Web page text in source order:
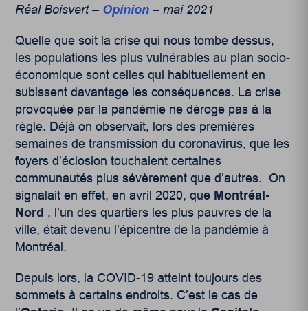
Réal Boisvert – Opinion – mai 2021
Quelle que soit la crise qui nous tombe dessus,
les populations les plus vulnérables au plan socio-
économique sont celles qui habituellement en
subissent davantage les conséquences. La crise
provoquée par la pandémie ne déroge pas à la
règle. Déjà on observait, lors des premières
semaines de transmission du coronavirus, que les
foyers d’éclosion touchaient certaines
communautés plus sévèrement que d’autres. On
signalait en effet, en avril 2020, que Montréal-
Nord , l’un des quartiers les plus pauvres de la
ville, était devenu l’épicentre de la pandémie à
Montréal.
Depuis lors, la COVID-19 atteint toujours des
sommets à certains endroits. C’est le cas de